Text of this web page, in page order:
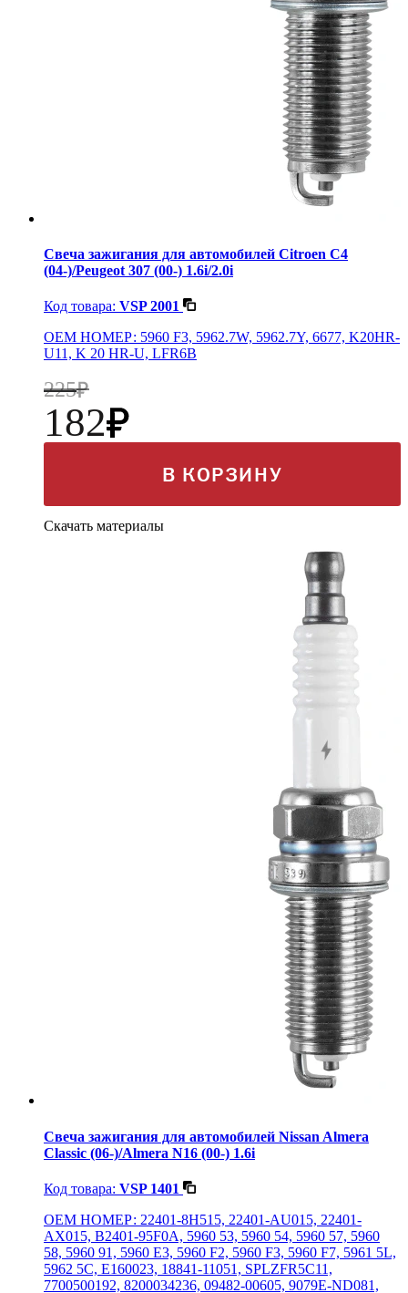
Свеча зажигания для автомобилей Citroen C4
(04-)/Peugeot 307 (00-) 1.6i/2.0i
Код товара: VSP 2001
OEM НОМЕР: 5960 F3, 5962.7W, 5962.7Y, 6677, K20HR-
U11, K 20 HR-U, LFR6B
225
182
В КОРЗИНУ
Скачать материалы
Свеча зажигания для автомобилей Nissan Almera
Classic (06-)/Almera N16 (00-) 1.6i
Код товара: VSP 1401
OEM НОМЕР: 22401-8H515, 22401-AU015, 22401-
AX015, B2401-95F0A, 5960 53, 5960 54, 5960 57, 5960
58, 5960 91, 5960 E3, 5960 F2, 5960 F3, 5960 F7, 5961 5L,
5962 5C, E160023, 18841-11051, SPLZFR5C11,
7700500192, 8200034236, 09482-00605, 9079E-ND081,